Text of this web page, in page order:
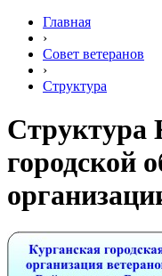
Главная
›
Совет ветеранов
›
Структура
Структура
городской